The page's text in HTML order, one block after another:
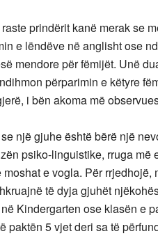
prindërit kanë merak se
e lëndëve në anglisht ose
mendore për fëmijët. Unë
përparimin e këtyre
i bën akoma më
një gjuhe është bërë një
psiko-linguistike, rruga më
e vogla. Për
të dyja gjuhët
Kindergarten ose klasën e
paktën 5 vjet deri sa të